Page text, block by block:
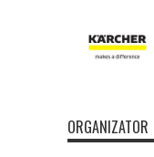
ORGANIZATOR